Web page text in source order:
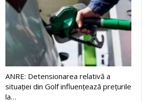
ANRE: Detensionarea relativă a
situației din Golf influențează prețurile
la…